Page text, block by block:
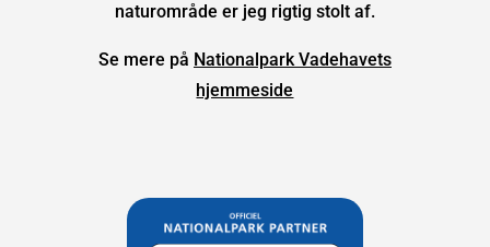
naturområde er jeg rigtig stolt af.
Se mere på Nationalpark Vadehavets
hjemmeside